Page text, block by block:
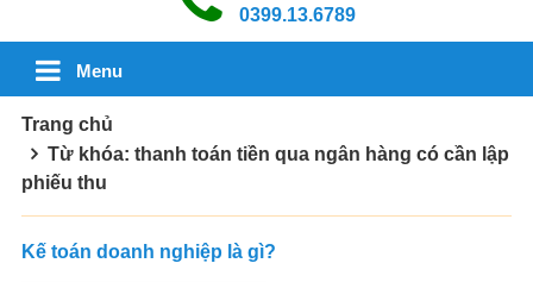
0399.13.6789
Menu
Trang chủ
Từ khóa: thanh toán tiền qua ngân hàng có cần lập
phiếu thu
Kế toán doanh nghiệp là gì?